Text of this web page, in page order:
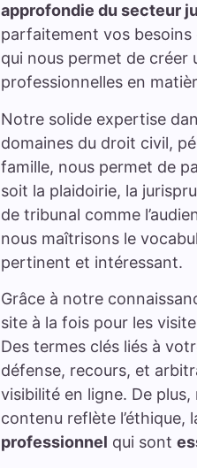
approfondie du secteur
parfaitement vos
qui nous permet de créer
professionnelles en
Notre solide expertise
domaines du droit civil,
famille, nous permet de
soit la plaidoirie, la
de tribunal comme
nous maîtrisons le
pertinent et intéressant.
Grâce à notre
site à la fois pour les
Des termes clés liés à
défense, recours, et
visibilité en ligne. De
contenu reflète l’éthique,
professionnel qui sont